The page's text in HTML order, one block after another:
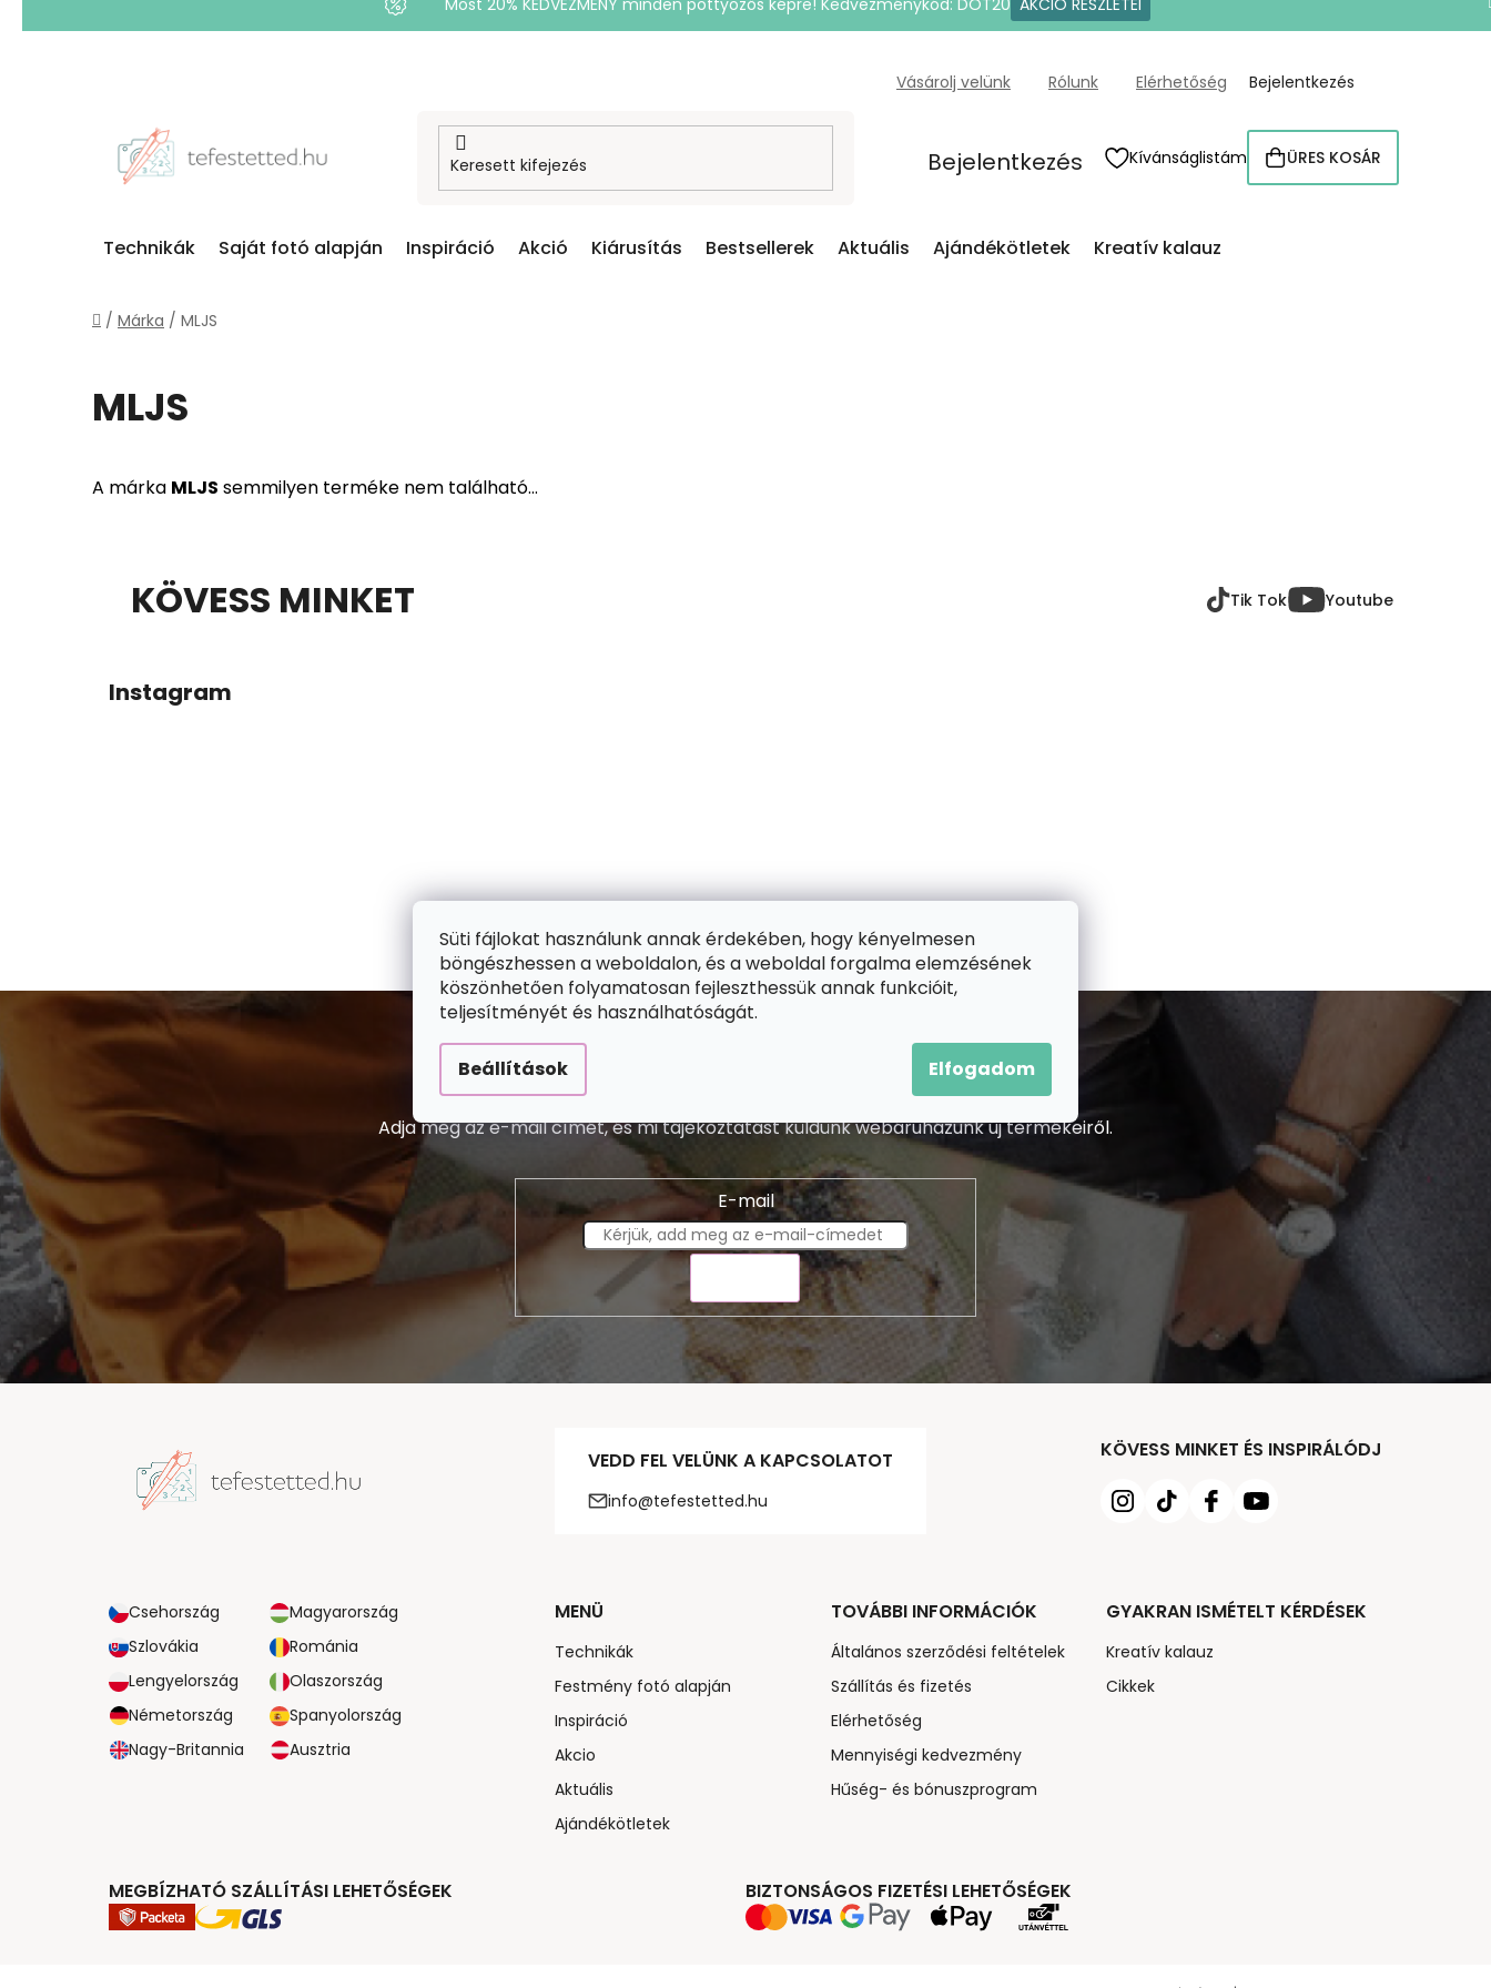
Süti fájlokat használunk annak érdekében, hogy kényelmesen
böngészhessen a weboldalon, és a weboldal forgalma elemzésének
köszönhetően folyamatosan fejleszthessük annak funkcióit,
teljesítményét és használhatóságát.
Beállítások Elfogadom
Most 20% KEDVEZMÉNY minden pöttyözős képre! Kedvezménykód: DOT20 AKCIÓ RÉSZLETEI
Vásárolj velünk Rólunk Elérhetőség Bejelentkezés
Bejelentkezés Kívánságlistám KOSÁR
ÜRES KOSÁR
Technikák Saját fotó alapján Inspiráció Akció Kiárusítás Bestsellerek Aktuális Ajándékötletek Kreatív kalauz
Kezdőlap
/ Márka / MLJS
MLJS
A márka MLJS semmilyen terméke nem található...
KÖVESS MINKET Tik Tok Youtube
Instagram
Adja meg az e-mail címét, és mi tájékoztatást küldünk webáruházunk új termékeiről.
E-mail
VEDD FEL VELÜNK A KAPCSOLATOT
info@tefestetted.hu
KÖVESS MINKET ÉS INSPIRÁLÓDJ
Csehország
Magyarország
Szlovákia
Románia
Lengyelország
Olaszország
Németország
Spanyolország
Nagy-Britannia
Ausztria
MENÜ
Technikák
Festmény fotó alapján
Inspiráció
Akcio
Aktuális
Ajándékötletek
TOVÁBBI INFORMÁCIÓK
Általános szerződési feltételek
Szállítás és fizetés
Elérhetőség
Mennyiségi kedvezmény
Hűség- és bónuszprogram
GYAKRAN ISMÉTELT KÉRDÉSEK
Kreatív kalauz
Cikkek
MEGBÍZHATÓ SZÁLLÍTÁSI LEHETŐSÉGEK BIZTONSÁGOS FIZETÉSI LEHETŐSÉGEK